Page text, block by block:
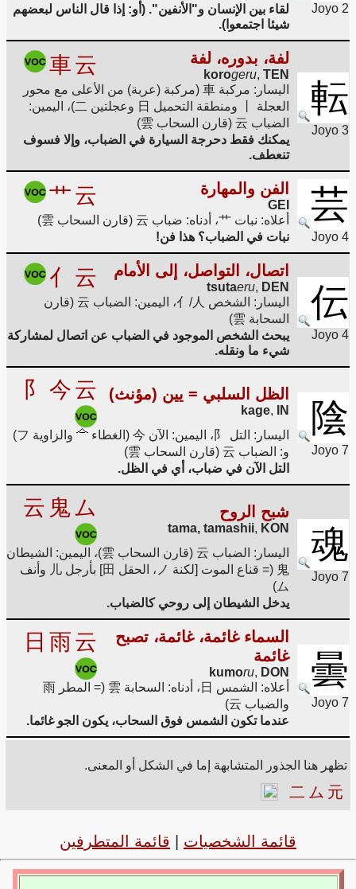
Joyo 2
لقاء بين الإنسان و"الأنفين". (أو: إذا قال الناس لبعضهم
شيئا اجتمعوا).
転
Joyo 3
لفة، بدوره، لفة
korogeru, TEN
車云
اليسار: مركبة 車 (مركبة (عربة) من الأعلى مع محور
العجلة 丨 ومنطقة التحميل 日 وعجلتين 二)، اليمين:
الضباب 云 (قارن السحاب 雲)
يمكنك فقط دحرجة السيارة في الضباب، وإلا فسوف
تنعطف.
芸
Joyo 4
الفن والمهارة
GEI
艹云
أعلاه: نبات 艹، أدناه: ضباب 云 (قارن السحاب 雲)
نبات في الضباب؟ هذا فن!
伝
Joyo 4
اتصال، التواصل، إلى الأمام
tsutaeru, DEN
亻 云
اليسار: الشخص 亻/人، اليمين: الضباب 云 (قارن
السحابة 雲)
يبحث الشخص الموجود في الضباب عن اتصال لمشاركة
شيء ما ونقله.
陰
Joyo 7
الظل السلبي = يين (مؤنث)
kage, IN
阝 今云
اليسار: التل 阝، اليمين: الآن 今 (الغطاء
والزاوية フ)
و: الضباب 云 (قارن السحاب 雲)
التل الآن في ضباب، أي في الظل.
魂
Joyo 7
شبح الروح
tama, tamashii, KON
云 鬼ム
اليسار: الضباب 云 (قارن السحاب 雲)، اليمين: الشيطان
鬼 (= قناع الموت [لكنة ノ، الحقل 田] بأرجل 儿 وأنف
ム)
يدخل الشيطان إلى روحي كالضباب.
曇
Joyo 7
السماء غائمة، غائمة، تصبح
غائمة
kumoru, DON
日 雨云
أعلاه: الشمس 日، أدناه: السحابة 雲 (= المطر 雨
والضباب 云)
عندما تكون الشمس فوق السحاب، يكون الجو غائما.
تظهر هنا الجذور المتشابهة إما في الشكل أو المعنى.
二 ム 元
قائمة الشخصيات قائمة المتطرفين